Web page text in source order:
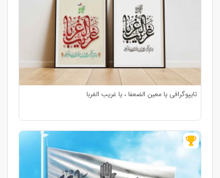
تایپوگرافی یا معین الضعفا ، یا غریب الغربا